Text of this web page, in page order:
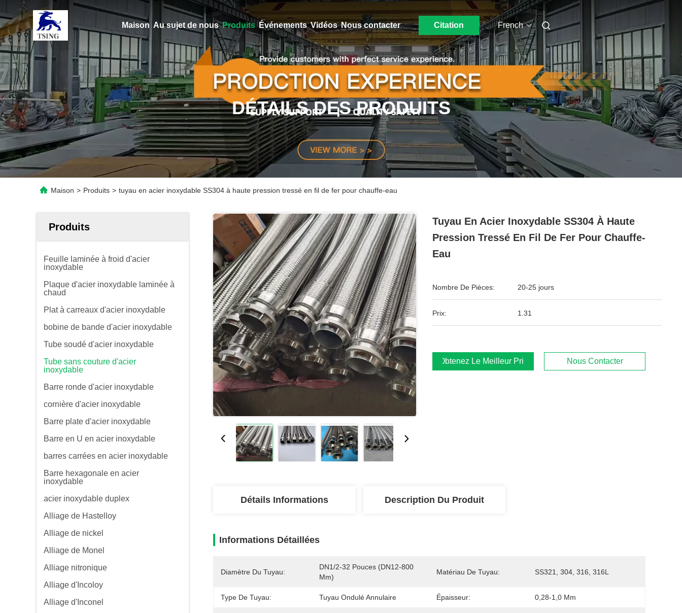
Maison Au sujet de nous Produits Événements Vidéos Nous contacter Citation French
DÉTAILS DES PRODUITS
Maison > Produits > tuyau en acier inoxydable SS304 à haute pression tressé en fil de fer pour chauffe-eau
Produits
Feuille laminée à froid d'acier
inoxydable
Plaque d'acier inoxydable laminée à
chaud
Plat à carreaux d'acier inoxydable
bobine de bande d'acier inoxydable
Tube soudé d'acier inoxydable
Tube sans couture d'acier
inoxydable
Barre ronde d'acier inoxydable
cornière d'acier inoxydable
Barre plate d'acier inoxydable
Barre en U en acier inoxydable
barres carrées en acier inoxydable
Barre hexagonale en acier
inoxydable
acier inoxydable duplex
Alliage de Hastelloy
Alliage de nickel
Alliage de Monel
Alliage nitronique
Alliage d'Incoloy
Alliage d'Inconel
Tuyau En Acier Inoxydable SS304 À Haute
Pression Tressé En Fil De Fer Pour Chauffe-
Eau
Nombre De Pièces: 20-25 jours
Prix: 1.31
Obtenez Le Meilleur Prix Nous Contacter
Détails Informations Description Du Produit
Informations Détaillées
Diamètre Du Tuyau:
DN1/2-32 Pouces (DN12-800
Mm)
Matériau De Tuyau: SS321, 304, 316, 316L
Type De Tuyau: Tuyau Ondulé Annulaire Épaisseur: 0,28-1,0 Mm